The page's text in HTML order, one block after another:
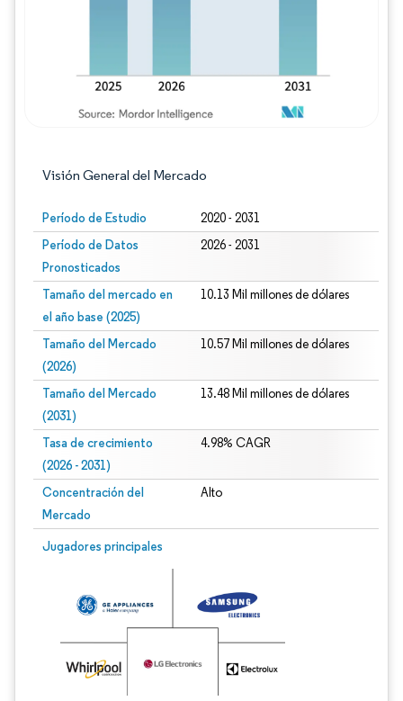
Visión General del Mercado
Período de Estudio 2020 - 2031
Período de Datos
Pronosticados
2026 - 2031
Tamaño del mercado en
el año base (2025)
10.13 Mil millones de dólares
Tamaño del Mercado
(2026)
10.57 Mil millones de dólares
Tamaño del Mercado
(2031)
13.48 Mil millones de dólares
Tasa de crecimiento
(2026 - 2031)
4.98% CAGR
Concentración del
Mercado
Alto
Jugadores principales
Imagen © Mordor Intelligence. El uso requiere atribución según CC BY 4.0.